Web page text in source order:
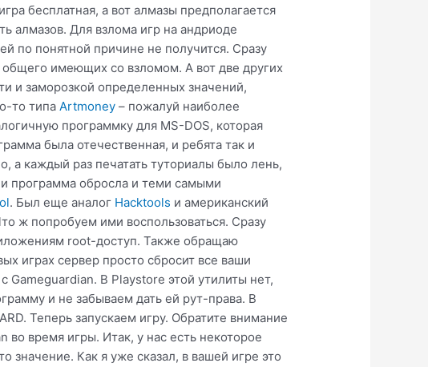
бесплатная, а вот алмазы предполагается
алмазов. Для взлома игр на андриоде
по понятной причине не получится. Сразу
имеющих со взломом. А вот две других
и заморозкой определенных значений,
то типаArtmoney – пожалуй наиболее
программку для MS-DOS, которая
была отечественная, и ребята так и
а каждый раз печатать туториалы было лень,
программа обросла и теми самыми
. Был еще аналог Hacktools и американский
ж попробуем ими воспользоваться. Сразу
root-доступ. Также обращаю
играх сервер просто сбросит все ваши
Gameguardian. В Playstore этой утилиты нет,
и не забываем дать ей рут-права. В
Теперь запускаем игру. Обратите внимание
во время игры. Итак, у нас есть некоторое
значение. Как я уже сказал, в вашей игре это